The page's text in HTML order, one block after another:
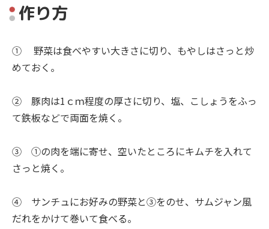
作り方
① 野菜は食べやすい大きさに切り、もやしはさっと炒
めておく。
② 豚肉は1ｃｍ程度の厚さに切り、塩、こしょうをふっ
て鉄板などで両面を焼く。
③ ①の肉を端に寄せ、空いたところにキムチを入れて
さっと焼く。
④ サンチュにお好みの野菜と③をのせ、サムジャン風
だれをかけて巻いて食べる。